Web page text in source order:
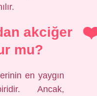
akciğer
mu?
en yaygın
Ancak,